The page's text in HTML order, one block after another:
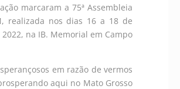
marcaram a 75ª Assembleia
realizada nos dias 16 a 18 de
na IB. Memorial em Campo
em razão de vermos
aqui no Mato Grosso